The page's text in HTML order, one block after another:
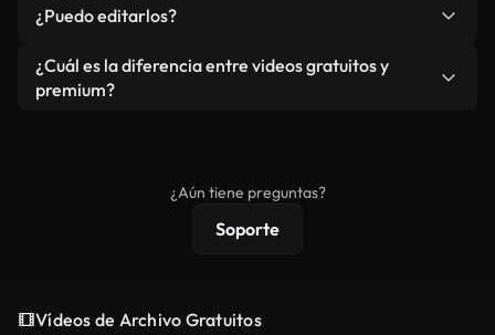
independiente.
agua. Obtendrá metraje limpio y listo para usar en
cada descarga.
¿Puedo editarlos?
Sí. Eres libre de recortar o mezclar nuestros
vídeos. Solo asegúrese de que el producto final no
¿Cuál es la diferencia entre videos gratuitos y
premium?
protecciones de licencia extendidas.
¿Aún tiene preguntas?
Soporte
Vídeos de Archivo Gratuitos